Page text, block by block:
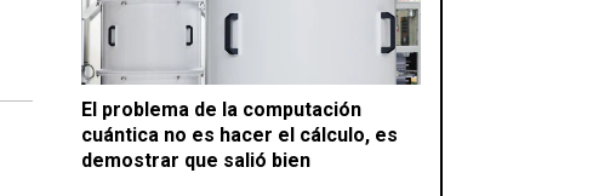
El problema de la computación
cuántica no es hacer el cálculo, es
demostrar que salió bien